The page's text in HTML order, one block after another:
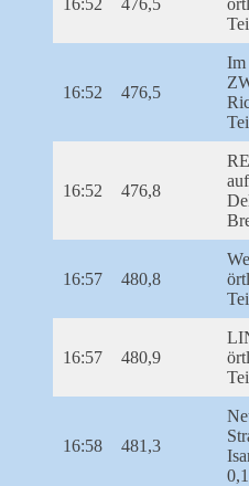
16:52 476,5
Im
16:52 476,8
16:57 480,8
16:57 480,9
16:58 481,3